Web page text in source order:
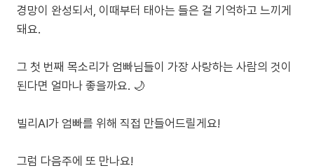
경망이 완성되서, 이때부터 태아는 들은 걸 기억하고 느끼게
돼요.
그 첫 번째 목소리가 엄빠님들이 가장 사랑하는 사람의 것이
된다면 얼마나 좋을까요. 🌙
빌리AI가 엄빠를 위해 직접 만들어드릴게요!
그럼 다음주에 또 만나요!